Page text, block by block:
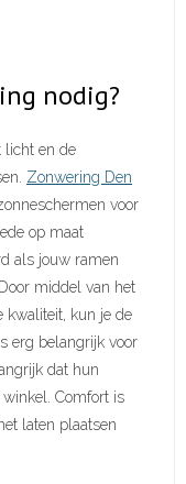
nodig?
licht en de
Zonwering Den
voor
op maat
als jouw ramen
middel van het
kwaliteit, kun je de
erg belangrijk voor
dat hun
Comfort is
laten plaatsen